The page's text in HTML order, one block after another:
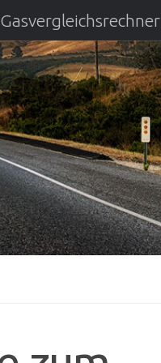
Gasvergleichsrechner